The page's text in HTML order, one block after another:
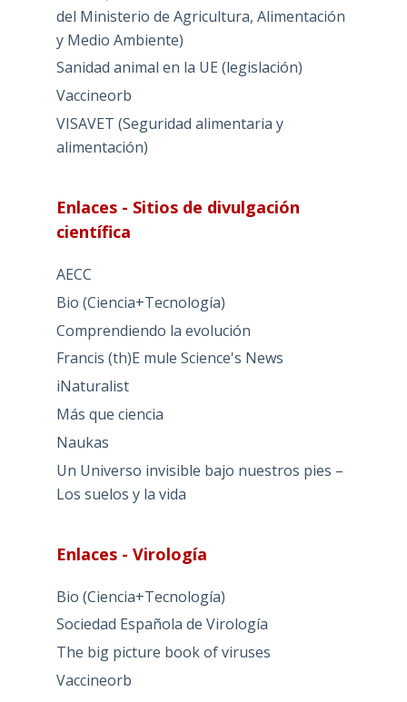
del Ministerio de Agricultura, Alimentación
y Medio Ambiente)
Sanidad animal en la UE (legislación)
Vaccineorb
VISAVET (Seguridad alimentaria y
alimentación)
Enlaces - Sitios de divulgación
científica
AECC
Bio (Ciencia+Tecnología)
Comprendiendo la evolución
Francis (th)E mule Science's News
iNaturalist
Más que ciencia
Naukas
Un Universo invisible bajo nuestros pies –
Los suelos y la vida
Enlaces - Virología
Bio (Ciencia+Tecnología)
Sociedad Española de Virología
The big picture book of viruses
Vaccineorb